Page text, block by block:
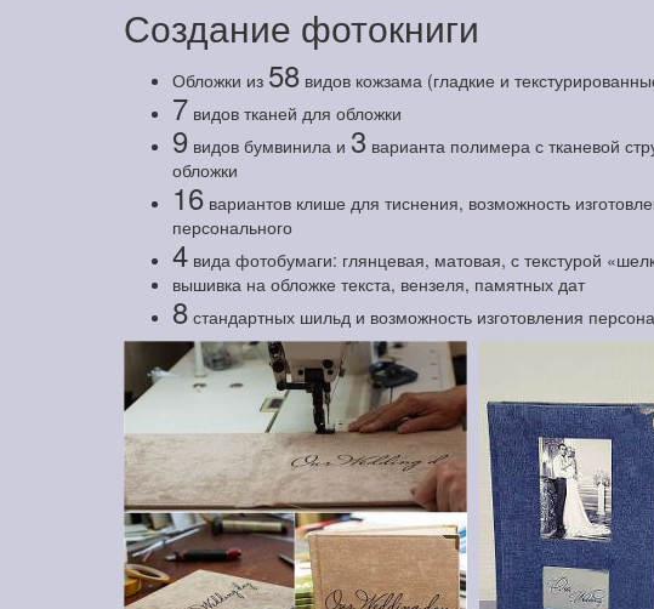
Создание фотокниги
Обложки из 58 видов кожзама (гладкие и
7 видов тканей для обложки
9 видов бумвинила и 3 варианта полимера с тканевой
обложки
16 вариантов клише для тиснения, возможность
персонального
4 вида фотобумаги: глянцевая, матовая, с текстурой
вышивка на обложке текста, вензеля, памятных дат
8 стандартных шильд и возможность изготовления